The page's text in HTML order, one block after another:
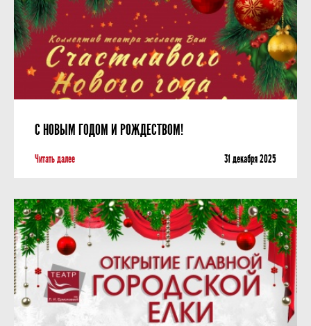
С НОВЫМ ГОДОМ И РОЖДЕСТВОМ!
Читать далее 31 декабря 2025